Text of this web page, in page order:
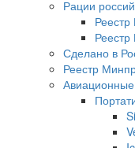
Рации
Сделано в
Реестр
Авиационные